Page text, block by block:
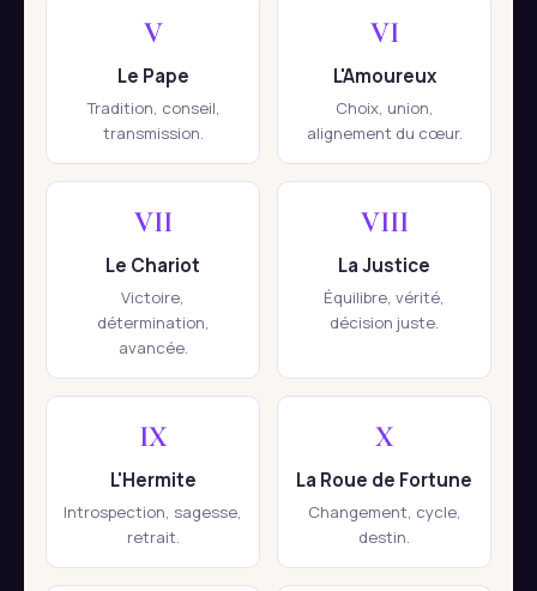
V
Le Pape
Tradition, conseil,
transmission.
VI
L'Amoureux
Choix, union,
alignement du cœur.
VII
Le Chariot
Victoire,
détermination,
avancée.
VIII
La Justice
Équilibre, vérité,
décision juste.
IX
L'Hermite
Introspection, sagesse,
retrait.
X
La Roue de Fortune
Changement, cycle,
destin.